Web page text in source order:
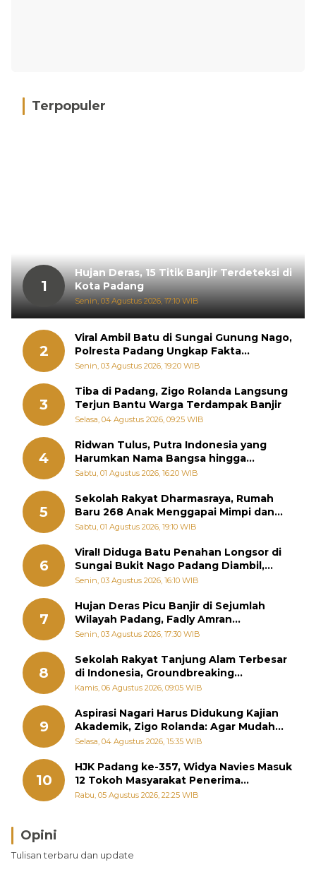
Terpopuler
1
Hujan Deras, 15 Titik Banjir Terdeteksi di
Kota Padang
Senin, 03 Agustus 2026, 17:10 WIB
2
Viral Ambil Batu di Sungai Gunung Nago,
Polresta Padang Ungkap Fakta
Sebenarnya
Senin, 03 Agustus 2026, 19:20 WIB
3
Tiba di Padang, Zigo Rolanda Langsung
Terjun Bantu Warga Terdampak Banjir
Selasa, 04 Agustus 2026, 09:25 WIB
4
Ridwan Tulus, Putra Indonesia yang
Harumkan Nama Bangsa hingga
Diabadikan dalam Buku Jepang
Sabtu, 01 Agustus 2026, 16:20 WIB
5
Sekolah Rakyat Dharmasraya, Rumah
Baru 268 Anak Menggapai Mimpi dan
Memutus Rantai Kemiskinan
Sabtu, 01 Agustus 2026, 19:10 WIB
6
Viral! Diduga Batu Penahan Longsor di
Sungai Bukit Nago Padang Diambil,
Warga Khawatir Bencana Terulang
Senin, 03 Agustus 2026, 16:10 WIB
7
Hujan Deras Picu Banjir di Sejumlah
Wilayah Padang, Fadly Amran
Perintahkan OPD Siaga
Senin, 03 Agustus 2026, 17:30 WIB
8
Sekolah Rakyat Tanjung Alam Terbesar
di Indonesia, Groundbreaking
September
Kamis, 06 Agustus 2026, 09:05 WIB
9
Aspirasi Nagari Harus Didukung Kajian
Akademik, Zigo Rolanda: Agar Mudah
Diperjuangkan di Kementerian
Selasa, 04 Agustus 2026, 15:35 WIB
10
HJK Padang ke-357, Widya Navies Masuk
12 Tokoh Masyarakat Penerima
Penghargaan Pemko Padang
Rabu, 05 Agustus 2026, 22:25 WIB
Opini
Tulisan terbaru dan update